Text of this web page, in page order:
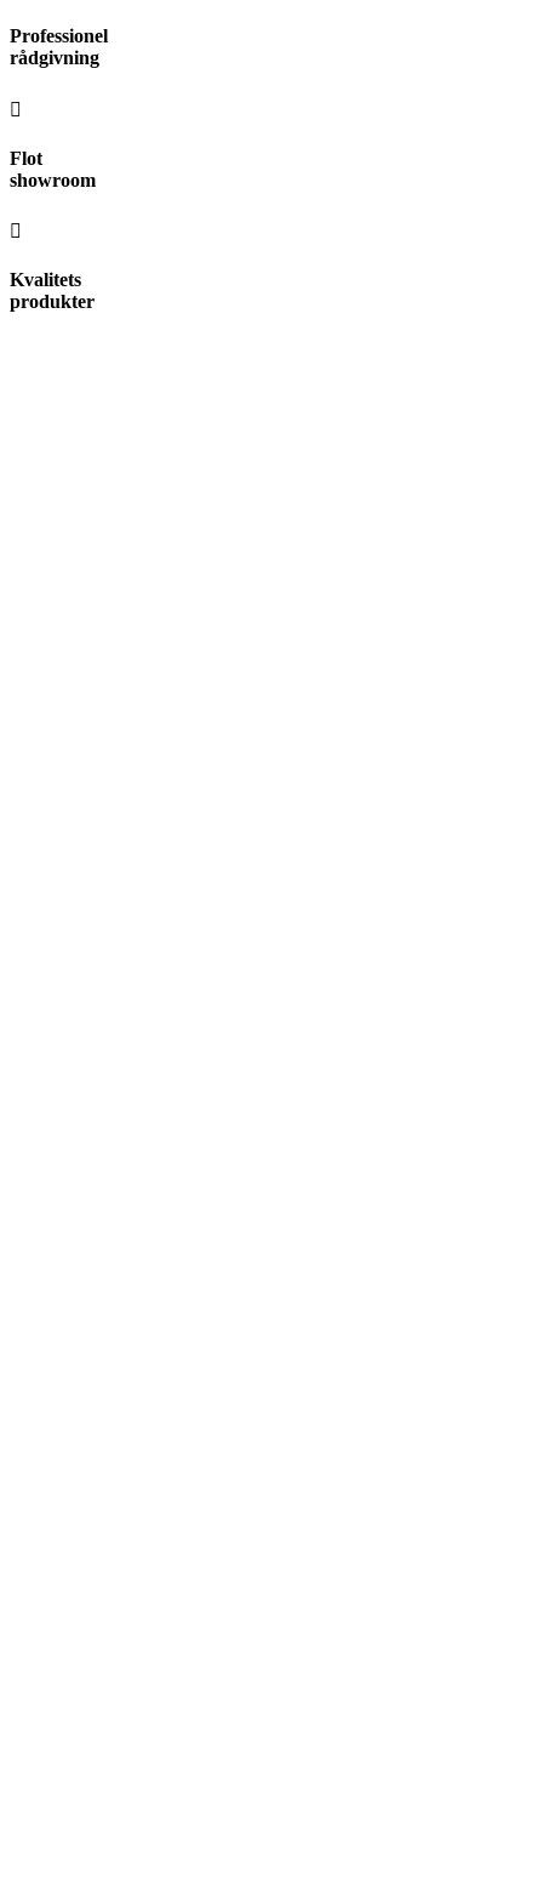
Videre
til
Professionel
rådgivning
Flot
showroom
Kvalitets
produkter